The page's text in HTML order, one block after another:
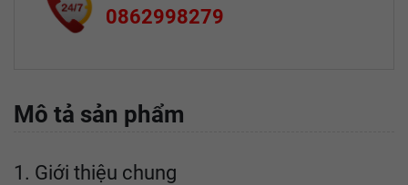
0862998279
Mô tả sản phẩm
1. Giới thiệu chung